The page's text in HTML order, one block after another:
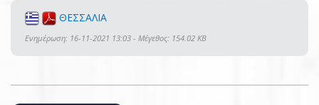
ΘΕΣΣΑΛΙΑ
Ενημέρωση: 16-11-2021 13:03 - Μέγεθος: 154.02 KB